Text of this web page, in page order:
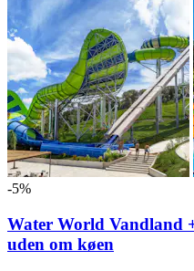
-5%
Water World Vandland
uden om køen